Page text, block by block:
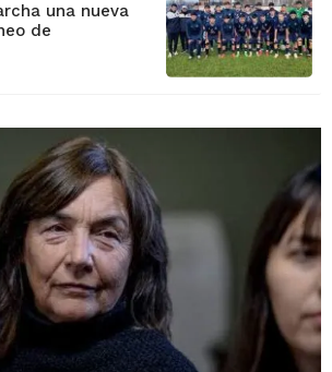
una nueva
de